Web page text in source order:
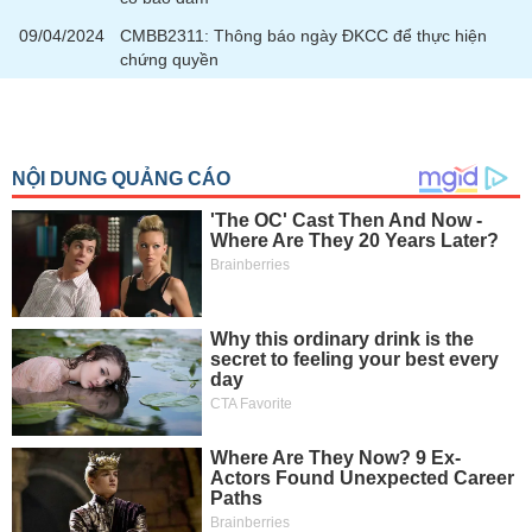
09/04/2024
CMBB2311: Thông báo ngày ĐKCC để thực hiện
chứng quyền
đầu
tư
Truyền
thông
tài
chính
Dữ